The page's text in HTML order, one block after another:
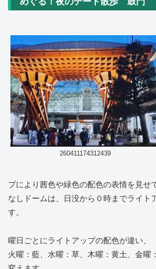
260411174312439
プにより茜色や緑色の配色の表情を見せ
なしドームは、日没から０時までライト
す。
曜日ごとにライトアップの配色が違い、
火曜：藍、水曜：草、木曜：黄土、金曜